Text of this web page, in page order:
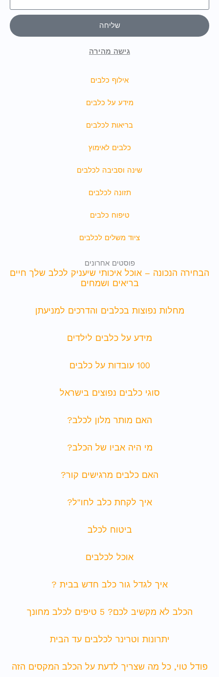
שליחה
גישה מהירה
אילוף כלבים
מידע על כלבים
בריאות לכלבים
כלבים לאימוץ
שינה וסביבה לכלבים
תזונה לכלבים
טיפוח כלבים
ציוד משלים לכלבים
פוסטים אחרונים
הבחירה הנכונה – אוכל איכותי שיעניק לכלב שלך חיים
בריאים ושמחים
מחלות נפוצות בכלבים והדרכים למניעתן
מידע על כלבים לילדים
100 עובדות על כלבים
סוגי כלבים נפוצים בישראל
האם מותר מלון לכלב?
מי היה אביו של הכלב?
האם כלבים מרגישים קור?
איך לקחת כלב לחו"ל?
ביטוח לכלב
אוכל לכלבים
איך לגדל גור כלב חדש בבית ?
הכלב לא מקשיב לכם? 5 טיפים לכלב מחונך
יתרונות וטרינר לכלבים עד הבית
פודל טוי, כל מה שצריך לדעת על הכלב המקסים הזה